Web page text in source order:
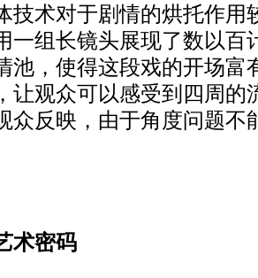
技术对于剧情的烘托作用
一组长镜头展现了数以百
池，使得这段戏的开场富
让观众可以感受到四周的
众反映，由于角度问题不
密码